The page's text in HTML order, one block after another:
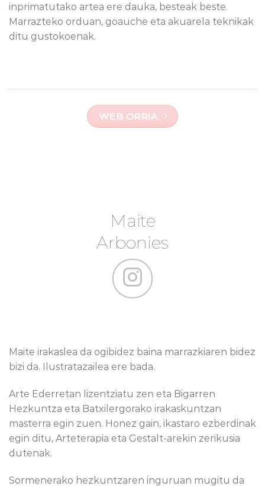
inprimatutako artea ere dauka, besteak beste.
Marrazteko orduan, goauche eta akuarela teknikak
ditu gustokoenak.
WEB ORRIA
Maite
Arbonies
Maite irakaslea da ogibidez baina marrazkiaren bidez
bizi da. Ilustratazailea ere bada.
Arte Ederretan lizentziatu zen eta Bigarren
Hezkuntza eta Batxilergorako irakaskuntzan
masterra egin zuen. Honez gain, ikastaro ezberdinak
egin ditu, Arteterapia eta Gestalt-arekin zerikusia
dutenak.
Sormenerako hezkuntzaren inguruan mugitu da